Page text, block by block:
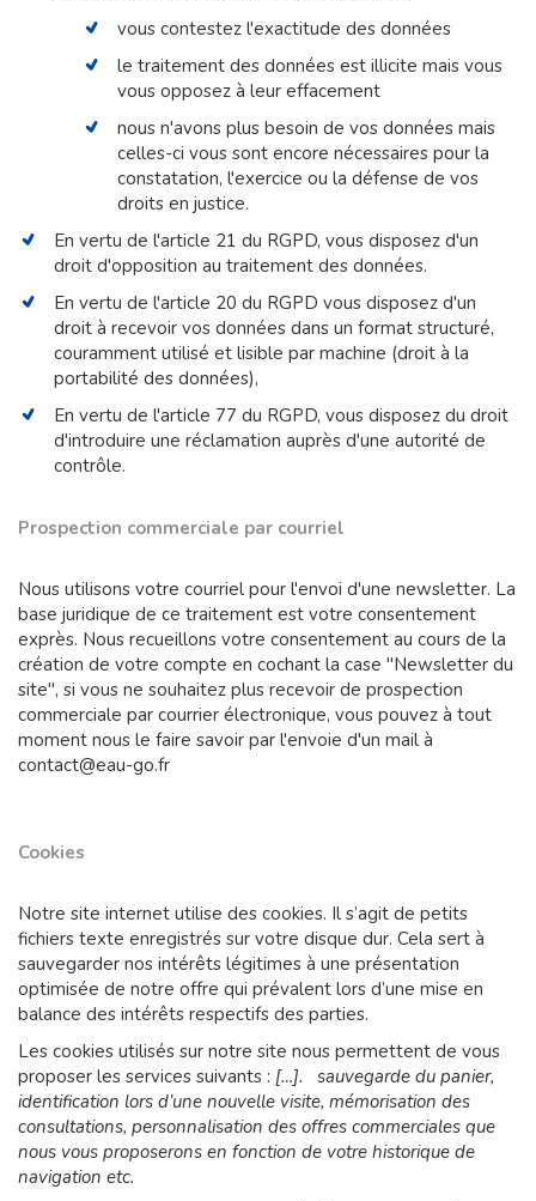
vous contestez l'exactitude des données
le traitement des données est illicite mais vous
vous opposez à leur effacement
nous n'avons plus besoin de vos données mais
celles-ci vous sont encore nécessaires pour la
constatation, l'exercice ou la défense de vos
droits en justice.
En vertu de l'article 21 du RGPD, vous disposez d'un
droit d'opposition au traitement des données.
En vertu de l'article 20 du RGPD vous disposez d'un
droit à recevoir vos données dans un format structuré,
couramment utilisé et lisible par machine (droit à la
portabilité des données),
En vertu de l'article 77 du RGPD, vous disposez du droit
d'introduire une réclamation auprès d'une autorité de
contrôle.
Prospection commerciale par courriel
Nous utilisons votre courriel pour l'envoi d'une newsletter. La
base juridique de ce traitement est votre consentement
exprès. Nous recueillons votre consentement au cours de la
création de votre compte en cochant la case "Newsletter du
site", si vous ne souhaitez plus recevoir de prospection
commerciale par courrier électronique, vous pouvez à tout
moment nous le faire savoir par l'envoie d'un mail à
contact@eau-go.fr
Cookies
Notre site internet utilise des cookies. Il s’agit de petits
fichiers texte enregistrés sur votre disque dur. Cela sert à
sauvegarder nos intérêts légitimes à une présentation
optimisée de notre offre qui prévalent lors d’une mise en
balance des intérêts respectifs des parties.
Les cookies utilisés sur notre site nous permettent de vous
proposer les services suivants : […]. sauvegarde du panier,
identification lors d’une nouvelle visite, mémorisation des
consultations, personnalisation des offres commerciales que
nous vous proposerons en fonction de votre historique de
navigation etc.